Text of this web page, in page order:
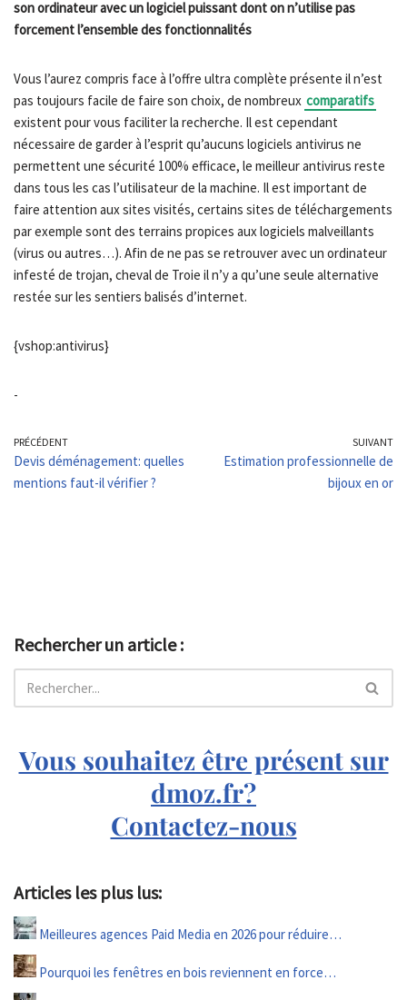
son ordinateur avec un logiciel puissant dont on n’utilise pas
forcement l’ensemble des fonctionnalités
Vous l’aurez compris face à l’offre ultra complète présente il n’est
pas toujours facile de faire son choix, de nombreux comparatifs
existent pour vous faciliter la recherche. Il est cependant
nécessaire de garder à l’esprit qu’aucuns logiciels antivirus ne
permettent une sécurité 100% efficace, le meilleur antivirus reste
dans tous les cas l’utilisateur de la machine. Il est important de
faire attention aux sites visités, certains sites de téléchargements
par exemple sont des terrains propices aux logiciels malveillants
(virus ou autres…). Afin de ne pas se retrouver avec un ordinateur
infesté de trojan, cheval de Troie il n’y a qu’une seule alternative
restée sur les sentiers balisés d’internet.
{vshop:antivirus}
-
PRÉCÉDENT
Devis déménagement: quelles
mentions faut-il vérifier ?
SUIVANT
Estimation professionnelle de
bijoux en or
Rechercher un article :
Vous souhaitez être présent sur
dmoz.fr?
Contactez-nous
Articles les plus lus:
Meilleures agences Paid Media en 2026 pour réduire…
Pourquoi les fenêtres en bois reviennent en force…